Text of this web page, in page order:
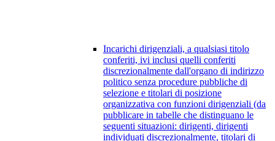
Incarichi dirigenziali, a qualsiasi titolo
conferiti, ivi inclusi quelli conferiti
discrezionalmente dall'organo di indirizzo
politico senza procedure pubbliche di
selezione e titolari di posizione
organizzativa con funzioni dirigenziali (da
pubblicare in tabelle che distinguano le
seguenti situazioni: dirigenti, dirigenti
individuati discrezionalmente, titolari di